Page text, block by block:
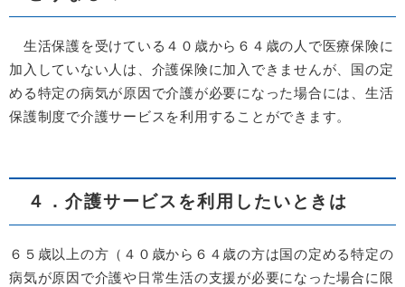
生活保護を受けている４０歳から６４歳の人で医療保険に
加入していない人は、介護保険に加入できませんが、国の定
める特定の病気が原因で介護が必要になった場合には、生活
保護制度で介護サービスを利用することができます。
４．介護サービスを利用したいときは
６５歳以上の方（４０歳から６４歳の方は国の定める特定の
病気が原因で介護や日常生活の支援が必要になった場合に限